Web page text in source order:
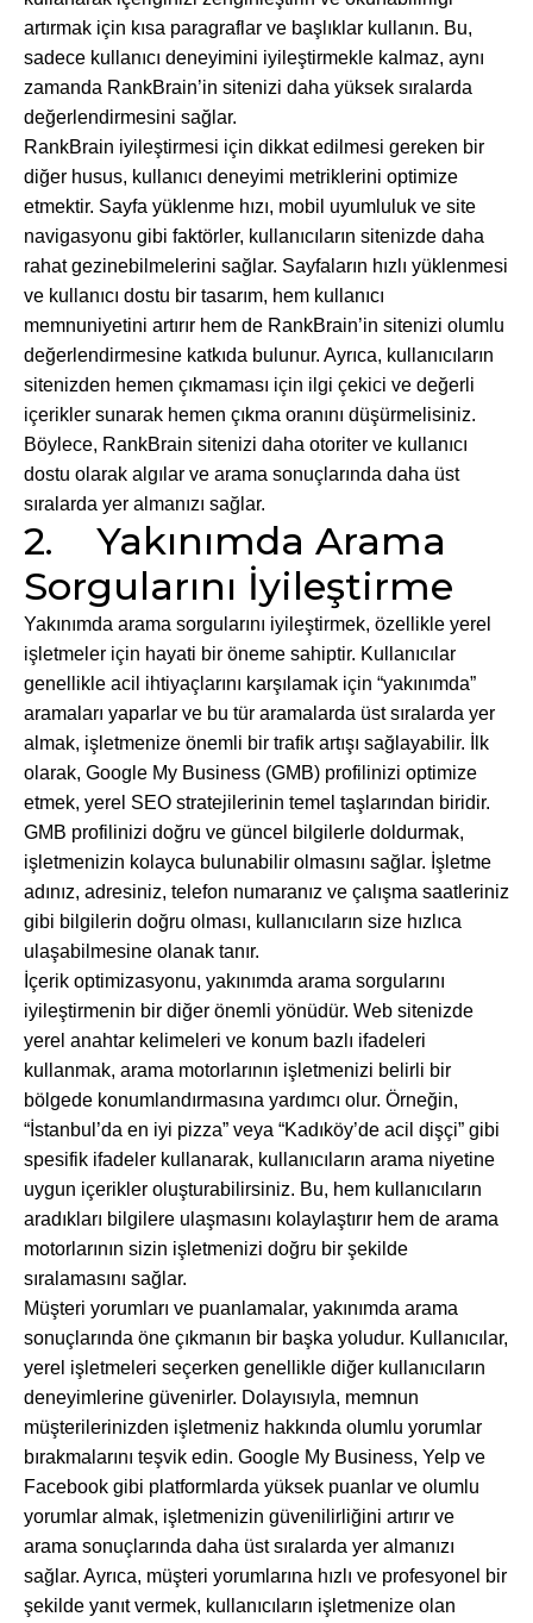
artırmak için kısa paragraflar ve başlıklar kullanın. Bu,
sadece kullanıcı deneyimini iyileştirmekle kalmaz, aynı
zamanda RankBrain’in sitenizi daha yüksek sıralarda
değerlendirmesini sağlar.
RankBrain iyileştirmesi için dikkat edilmesi gereken bir
diğer husus, kullanıcı deneyimi metriklerini optimize
etmektir. Sayfa yüklenme hızı, mobil uyumluluk ve site
navigasyonu gibi faktörler, kullanıcıların sitenizde daha
rahat gezinebilmelerini sağlar. Sayfaların hızlı yüklenmesi
ve kullanıcı dostu bir tasarım, hem kullanıcı
memnuniyetini artırır hem de RankBrain’in sitenizi olumlu
değerlendirmesine katkıda bulunur. Ayrıca, kullanıcıların
sitenizden hemen çıkmaması için ilgi çekici ve değerli
içerikler sunarak hemen çıkma oranını düşürmelisiniz.
Böylece, RankBrain sitenizi daha otoriter ve kullanıcı
dostu olarak algılar ve arama sonuçlarında daha üst
sıralarda yer almanızı sağlar.
2. Yakınımda Arama
Sorgularını İyileştirme
Yakınımda arama sorgularını iyileştirmek, özellikle yerel
işletmeler için hayati bir öneme sahiptir. Kullanıcılar
genellikle acil ihtiyaçlarını karşılamak için “yakınımda”
aramaları yaparlar ve bu tür aramalarda üst sıralarda yer
almak, işletmenize önemli bir trafik artışı sağlayabilir. İlk
olarak, Google My Business (GMB) profilinizi optimize
etmek, yerel SEO stratejilerinin temel taşlarından biridir.
GMB profilinizi doğru ve güncel bilgilerle doldurmak,
işletmenizin kolayca bulunabilir olmasını sağlar. İşletme
adınız, adresiniz, telefon numaranız ve çalışma saatleriniz
gibi bilgilerin doğru olması, kullanıcıların size hızlıca
ulaşabilmesine olanak tanır.
İçerik optimizasyonu, yakınımda arama sorgularını
iyileştirmenin bir diğer önemli yönüdür. Web sitenizde
yerel anahtar kelimeleri ve konum bazlı ifadeleri
kullanmak, arama motorlarının işletmenizi belirli bir
bölgede konumlandırmasına yardımcı olur. Örneğin,
“İstanbul’da en iyi pizza” veya “Kadıköy’de acil dişçi” gibi
spesifik ifadeler kullanarak, kullanıcıların arama niyetine
uygun içerikler oluşturabilirsiniz. Bu, hem kullanıcıların
aradıkları bilgilere ulaşmasını kolaylaştırır hem de arama
motorlarının sizin işletmenizi doğru bir şekilde
sıralamasını sağlar.
Müşteri yorumları ve puanlamalar, yakınımda arama
sonuçlarında öne çıkmanın bir başka yoludur. Kullanıcılar,
yerel işletmeleri seçerken genellikle diğer kullanıcıların
deneyimlerine güvenirler. Dolayısıyla, memnun
müşterilerinizden işletmeniz hakkında olumlu yorumlar
bırakmalarını teşvik edin. Google My Business, Yelp ve
Facebook gibi platformlarda yüksek puanlar ve olumlu
yorumlar almak, işletmenizin güvenilirliğini artırır ve
arama sonuçlarında daha üst sıralarda yer almanızı
sağlar. Ayrıca, müşteri yorumlarına hızlı ve profesyonel bir
şekilde yanıt vermek, kullanıcıların işletmenize olan